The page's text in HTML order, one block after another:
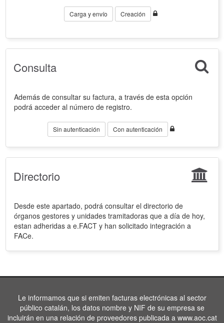
Carga y envío Creación
Consulta
Además de consultar su factura, a través de esta opción
podrá acceder al número de registro.
Sin autenticación Con autenticación
Directorio
Desde este apartado, podrá consultar el directorio de
órganos gestores y unidades tramitadoras que a día de hoy,
estan adheridas a e.FACT y han solicitado integración a
FACe.
Le informamos que si emiten facturas electrónicas al sector
público catalán, los datos nombre y NIF de su empresa se
incluirán en una relación de proveedores publicada a www.aoc.cat